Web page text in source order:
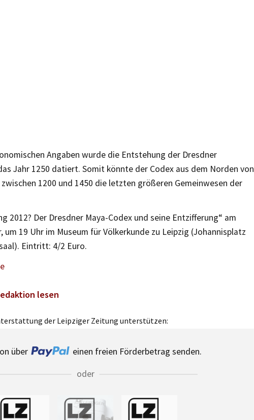
Angaben wurde die Entstehung der Dresdner
Jahr 1250 datiert. Somit könnte der Codex aus dem Norden von
1200 und 1450 die letzten größeren Gemeinwesen der
2012? Der Dresdner Maya-Codex und seine Entzifferung“ am
um 19 Uhr im Museum für Völkerkunde zu Leipzig (Johannisplatz
Eintritt: 4/2 Euro.
lesen
der Leipziger Zeitung unterstützen:
über
einen freien Förderbetrag senden.
oder